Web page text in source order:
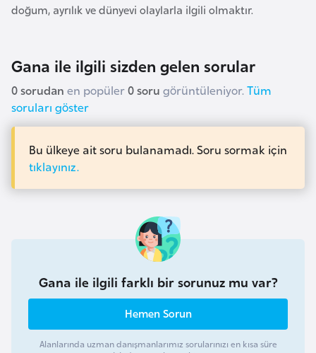
doğum, ayrılık ve dünyevi olaylarla ilgili olmaktır.
Gana ile ilgili sizden gelen sorular
0 sorudan en popüler0 soru görüntüleniyor. Tüm
soruları göster
Bu ülkeye ait soru bulanamadı. Soru sormak için
tıklayınız.
Gana ile ilgili farklı bir sorunuz mu var?
Hemen Sorun
Alanlarında uzman danışmanlarımız sorularınızı en kısa süre
B
i
n
n
e